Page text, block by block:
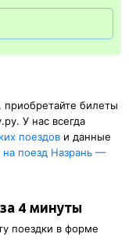
билеты
У нас всегда
поездов и данные
поезд Назрань —
4 минуты
поездки в форме